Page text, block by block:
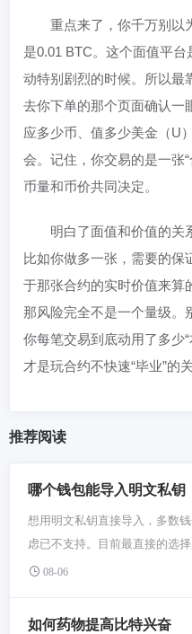
重点来了，你千万别以
是0.01 BTC。这个面值平
动特别剧烈的时候。所以最
去你下单的那个页面确认一
应多少币、值多少美金（U
会。记住，你交易的是一张
币量和币价共同决定。
明白了面值和价值的关
比如你做多一张，需要的保
于那张合约的实时价值来算
那风险完全不是一个量级。
你每笔交易到底动用了多少
才是玩合约不快速“毕业”的关
推荐阅读
哪个钱包能导入明文私钥
想用明文私钥直接导入，多数
虑已不支持。目前最直接的选
MetaMask等浏览器插件钱包的“
动端钱包。核心操作是在创建或
08-06
如何药物提高比特兴奋